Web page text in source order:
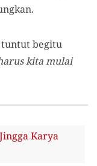
tuntut begitu
kita mulai
Karya